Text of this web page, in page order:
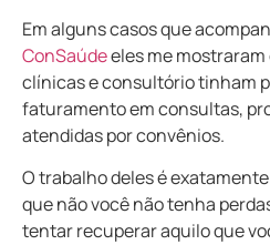
Em alguns casos que
ConSaúdeeles me
clínicas e consultório tinham
faturamento em consultas,
atendidas por convênios.
O trabalho deles é
que não você não tenha
tentar recuperar aquilo que